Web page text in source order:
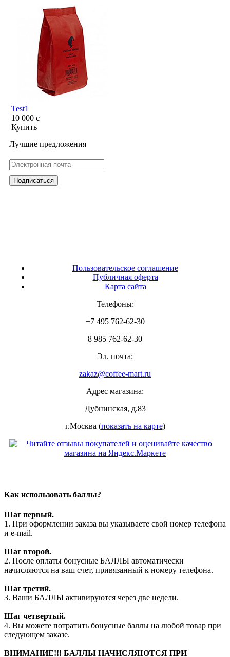
Test1
10 000c
Купить
Лучшие предложения
Пользовательское соглашение
Публичная оферта
Карта сайта
Телефоны:
+7 495 762-62-30
8 985 762-62-30
Эл. почта:
zakaz@coffee-mart.ru
Адрес магазина:
Дубнинская, д.83
г.Москва (показать на карте)
Как использовать баллы?
Шаг первый.
1. При оформлении заказа вы указываете свой номер телефона
и e-mail.
Шаг второй.
2. После оплаты бонусные БАЛЛЫ автоматически
начисляются на ваш счет, привязанный к номеру телефона.
Шаг третий.
3. Ваши БАЛЛЫ активируются через две недели.
Шаг четвертый.
4. Вы можете потратить бонусные баллы на любой товар при
следующем заказе.
ВНИМАНИЕ!!! БАЛЛЫ НАЧИСЛЯЮТСЯ ПРИ